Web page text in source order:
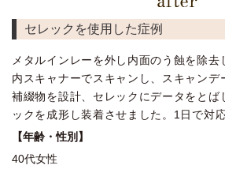
セレックを使用した症例
メタルインレーを外し内面のう蝕を除
内スキャナーでスキャンし、スキャンデ
補綴物を設計、セレックにデータをとば
ックを成形し装着させました。1日で対
【年齢・性別】
40代女性